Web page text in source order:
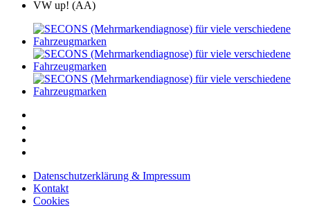
VW up! (AA)
Datenschutzerklärung & Impressum
Kontakt
Cookies